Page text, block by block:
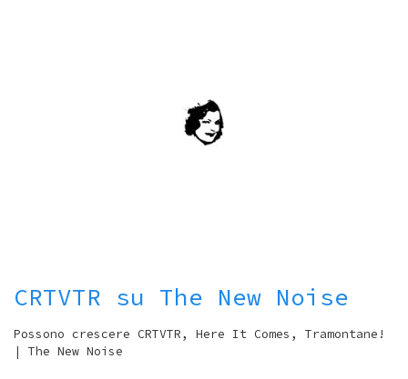
CRTVTR su The New Noise
Possono crescere CRTVTR, Here It Comes, Tramontane!
| The New Noise